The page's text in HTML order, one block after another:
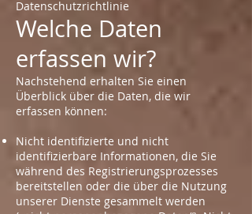
Datenschutzrichtlinie
Welche Daten
erfassen wir?
Nachstehend erhalten Sie einen
Überblick über die Daten, die wir
erfassen können:
Nicht identifizierte und nicht
identifizierbare Informationen, die Sie
während des Registrierungsprozesses
bereitstellen oder die über die Nutzung
unserer Dienste gesammelt werden